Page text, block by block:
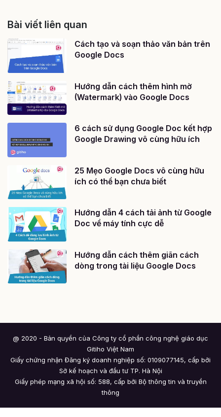
Bài viết liên quan
Cách tạo và soạn thảo văn bản trên
Google Docs
Hướng dẫn cách thêm hình mờ
(Watermark) vào Google Docs
6 cách sử dụng Google Doc kết hợp
Google Drawing vô cùng hữu ích
25 Mẹo Google Docs vô cùng hữu
ích có thể bạn chưa biết
Hướng dẫn 4 cách tải ảnh từ Google
Doc về máy tính cực dễ
Hướng dẫn cách thêm giãn cách
dòng trong tài liệu Google Docs
@ 2020 - Bản quyền của Công ty cổ phần công nghệ giáo dục
Gitiho Việt Nam
Giấy chứng nhận Đăng ký doanh nghiệp số: 0109077145, cấp bởi
Sở kế hoạch và đầu tư TP. Hà Nội
Giấy phép mạng xã hội số: 588, cấp bởi Bộ thông tin và truyền
thông